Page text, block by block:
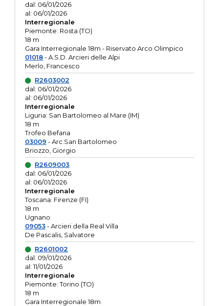
dal: 06/01/2026
al: 06/01/2026
Interregionale
Piemonte: Rosta (TO)
18 m
Gara Interregionale 18m - Riservato Arco Olimpico
01018- A.S.D. Arcieri delle Alpi
Merlo, Francesco
R2603002
dal: 06/01/2026
al: 06/01/2026
Interregionale
Liguria: San Bartolomeo al Mare (IM)
18 m
Trofeo Befana
03009 - Arc.San Bartolomeo
Briozzo, Giorgio
R2609003
dal: 06/01/2026
al: 06/01/2026
Interregionale
Toscana: Firenze (FI)
18 m
Ugnano
09053- Arcieri della Real Villa
De Pascalis, Salvatore
R2601002
dal: 09/01/2026
al: 11/01/2026
Interregionale
Piemonte: Torino (TO)
18 m
Gara Interregionale 18m